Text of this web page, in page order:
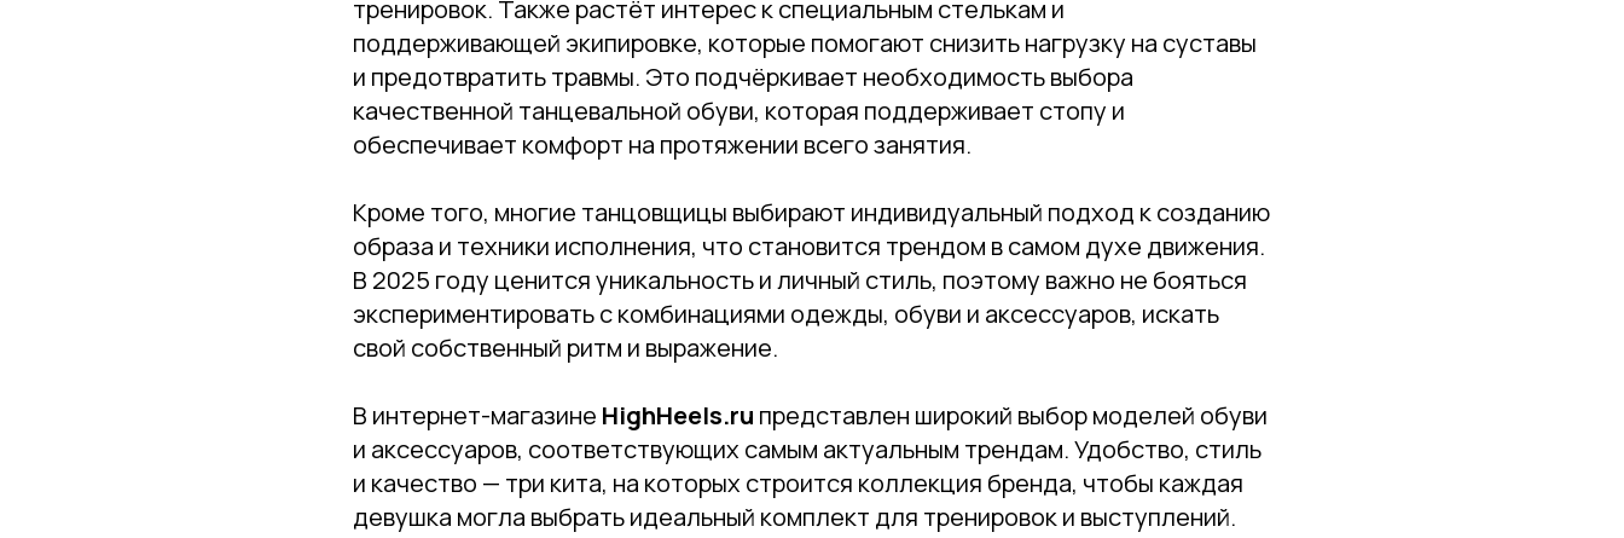
тренировок. Также растёт интерес к специальным стелькам и
поддерживающей экипировке, которые помогают снизить нагрузку на суставы
и предотвратить травмы. Это подчёркивает необходимость выбора
качественной танцевальной обуви, которая поддерживает стопу и
обеспечивает комфорт на протяжении всего занятия.
Кроме того, многие танцовщицы выбирают индивидуальный подход к созданию
образа и техники исполнения, что становится трендом в самом духе движения.
В 2025 году ценится уникальность и личный стиль, поэтому важно не бояться
экспериментировать с комбинациями одежды, обуви и аксессуаров, искать
свой собственный ритм и выражение.
В интернет-магазине HighHeels.ru представлен широкий выбор моделей обуви
и аксессуаров, соответствующих самым актуальным трендам. Удобство, стиль
и качество — три кита, на которых строится коллекция бренда, чтобы каждая
девушка могла выбрать идеальный комплект для тренировок и выступлений.